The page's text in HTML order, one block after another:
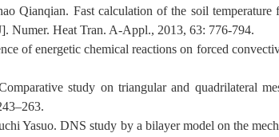
Qianqian. Fast calculation of the soil
Numer. Heat Tran. A-Appl., 2013, 63: 776-794.
of energetic chemical reactions on forced
study on triangular and quadrilateral
Yasuo. DNS study by a bilayer model on the